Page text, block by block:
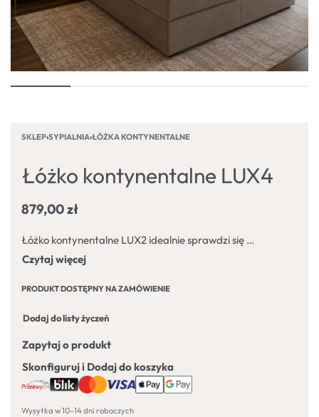
SKLEP›SYPIALNIA›ŁÓŻKA KONTYNENTALNE
Łóżko kontynentalne LUX4
879,00zł
Łóżko kontynentalne LUX2 idealnie sprawdzi się jako łóżko do sypialni lub do pokoi hotelowych. Zaprojektowane z myślą o najbardziej wymagających klientach. Wyjątkowe połączenie modnego, ciekawego designu z wysokim poziomem komfortu. Zapewni spokojny sen oraz odpoczynek.
PRODUKT DOSTĘPNY NA ZAMÓWIENIE
Dodaj do listy życzeń
Zapytaj o produkt
Skonfiguruj i Dodaj do koszyka
Wysyłka w 10–14 dni roboczych